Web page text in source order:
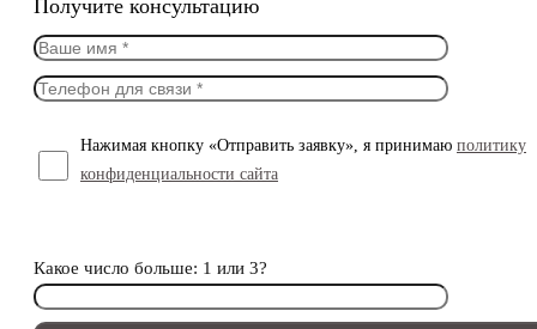
Получите консультацию
Нажимая кнопку «Отправить заявку», я принимаю политику
конфиденциальности сайта
Какое число больше: 1 или 3?